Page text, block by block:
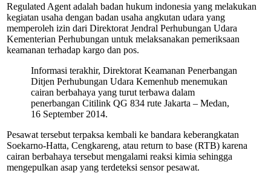
Regulated Agent adalah badan hukum indonesia yang melakukan
kegiatan usaha dengan badan usaha angkutan udara yang
memperoleh izin dari Direktorat Jendral Perhubungan Udara
Kementerian Perhubungan untuk melaksanakan pemeriksaan
keamanan terhadap kargo dan pos.
Informasi terakhir, Direktorat Keamanan Penerbangan
Ditjen Perhubungan Udara Kemenhub menemukan
cairan berbahaya yang turut terbawa dalam
penerbangan Citilink QG 834 rute Jakarta – Medan,
16 September 2014.
Pesawat tersebut terpaksa kembali ke bandara keberangkatan
Soekarno-Hatta, Cengkareng, atau return to base (RTB) karena
cairan berbahaya tersebut mengalami reaksi kimia sehingga
mengepulkan asap yang terdeteksi sensor pesawat.